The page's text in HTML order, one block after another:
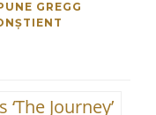
GREGG